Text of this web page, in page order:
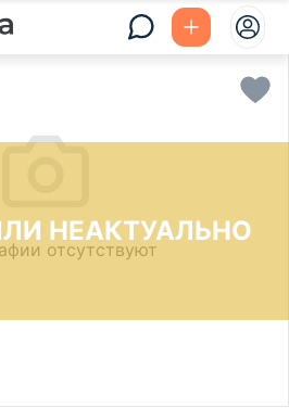
НЕАКТУАЛЬНО
отсутствуют